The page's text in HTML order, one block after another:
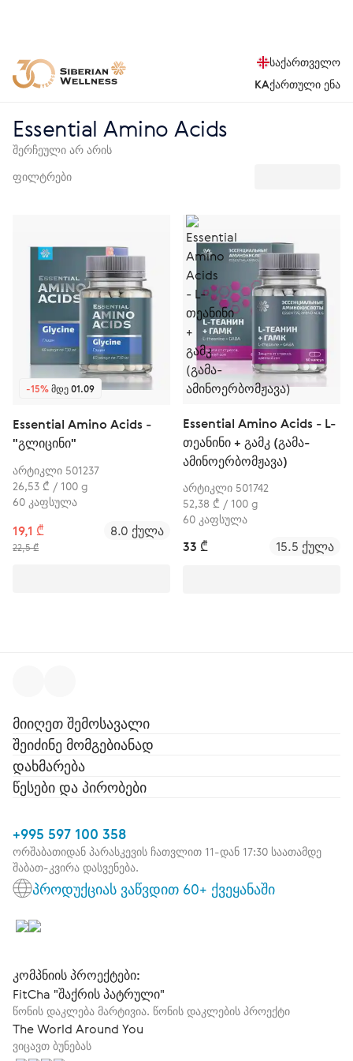
საქართველო
KAქართული ენა
Essential Amino Acids
შერჩეული არ არის
ფილტრები
-15%ᲛᲓᲔ 01.09
Essential Amino Acids -
"გლიცინი"
არტიკლი 501237
26,53 ₾ / 100 g
60 კაფსულა
19,1 ₾
22,5 ₾
8.0 ქულა
Essential Amino Acids - L-
თეანინი + გამკ (გამა-
ამინოერბომჟავა)
არტიკლი 501742
52,38 ₾ / 100 g
60 კაფსულა
33 ₾ 15.5 ქულა
მიიღეთ შემოსავალი
შეიძინე მომგებიანად
დახმარება
წესები და პირობები
+995 597 100 358
ორშაბათიდან პარასკევის ჩათვლით 11-დან 17:30 საათამდე
შაბათ-კვირა დასვენება.
პროდუქციას ვაწვდით 60+ ქვეყანაში
კომპნიის პროექტები:
FitCha "შაქრის პატრული"
წონის დაკლება მარტივია. წონის დაკლების პროექტი
The World Around You
ვიცავთ ბუნებას